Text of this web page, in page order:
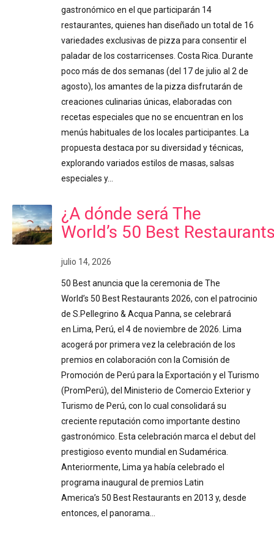
gastronómico en el que participarán 14
restaurantes, quienes han diseñado un total de 16
variedades exclusivas de pizza para consentir el
paladar de los costarricenses. Costa Rica. Durante
poco más de dos semanas (del 17 de julio al 2 de
agosto), los amantes de la pizza disfrutarán de
creaciones culinarias únicas, elaboradas con
recetas especiales que no se encuentran en los
menús habituales de los locales participantes. La
propuesta destaca por su diversidad y técnicas,
explorando variados estilos de masas, salsas
especiales y…
¿A dónde será The
World’s 50 Best
julio 14, 2026
50 Best anuncia que la ceremonia de The
World’s 50 Best Restaurants 2026, con el patrocinio
de S.Pellegrino & Acqua Panna, se celebrará
en Lima, Perú, el 4 de noviembre de 2026. Lima
acogerá por primera vez la celebración de los
premios en colaboración con la Comisión de
Promoción de Perú para la Exportación y el Turismo
(PromPerú), del Ministerio de Comercio Exterior y
Turismo de Perú, con lo cual consolidará su
creciente reputación como importante destino
gastronómico. Esta celebración marca el debut del
prestigioso evento mundial en Sudamérica.
Anteriormente, Lima ya había celebrado el
programa inaugural de premios Latin
America’s 50 Best Restaurants en 2013 y, desde
entonces, el panorama…